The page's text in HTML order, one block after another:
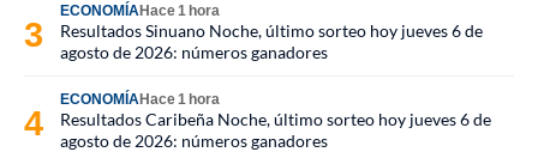
ECONOMÍAHace 1 hora
Resultados Sinuano Noche, último sorteo hoy jueves 6 de
agosto de 2026: números ganadores
ECONOMÍAHace 1 hora
Resultados Caribeña Noche, último sorteo hoy jueves 6 de
agosto de 2026: números ganadores